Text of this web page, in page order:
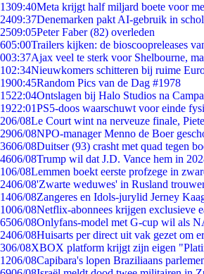
1309:40Meta krijgt half miljard boete voor
2409:37Denemarken pakt AI-gebruik in
2509:05Peter Faber (82) overleden
605:00Trailers kijken: de bioscoopreleases
003:37Ajax veel te sterk voor Shelbourne,
102:34Nieuwkomers schitteren bij ruime
1900:45Random Pics van de Dag #1978
1522:04Ontslagen bij Halo Studios na
1922:01PS5-doos waarschuwt voor einde
206/08Le Court wint na nerveuze finale,
2906/08NPO-manager Menno de Boer
3606/08Duitser (93) crasht met quad tegen
4606/08Trump wil dat J.D. Vance hem in
106/08Lemmen boekt eerste profzege in
2406/08'Zwarte weduwes' in Rusland
1406/08Zangeres en Idols-jurylid Jerney
1006/08Netflix-abonnees krijgen exclusieve
6506/08Onlyfans-model met G-cup wil als
2406/08Huisarts per direct uit vak gezet om
306/08XBOX platform krijgt zijn eigen
1206/08Capibara's lopen Braziliaans